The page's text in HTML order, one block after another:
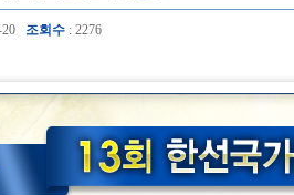
20 조회수 : 2276